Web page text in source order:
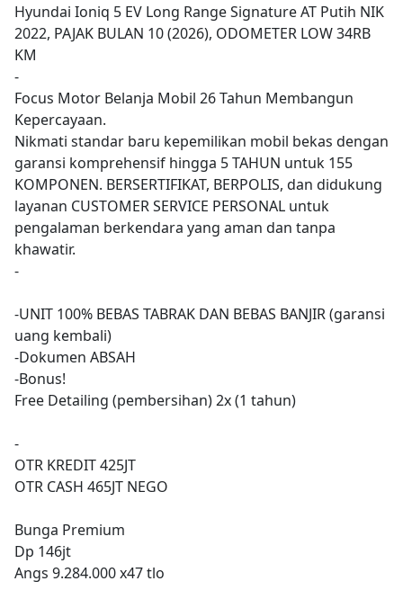
Hyundai Ioniq 5 EV Long Range Signature AT Putih NIK
2022, PAJAK BULAN 10 (2026), ODOMETER LOW 34RB
KM
-
Focus Motor Belanja Mobil 26 Tahun Membangun
Kepercayaan.
Nikmati standar baru kepemilikan mobil bekas dengan
garansi komprehensif hingga 5 TAHUN untuk 155
KOMPONEN. BERSERTIFIKAT, BERPOLIS, dan didukung
layanan CUSTOMER SERVICE PERSONAL untuk
pengalaman berkendara yang aman dan tanpa
khawatir.
-
-UNIT 100% BEBAS TABRAK DAN BEBAS BANJIR (garansi
uang kembali)
-Dokumen ABSAH
-Bonus!
Free Detailing (pembersihan) 2x (1 tahun)
-
OTR KREDIT 425JT
OTR CASH 465JT NEGO
Bunga Premium
Dp 146jt
Angs 9.284.000 x47 tlo